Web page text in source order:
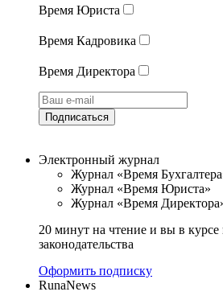
Время Юриста
Время Кадровика
Время Директора
Подписаться
Электронный журнал
Журнал «Время
Журнал «Время Юриста»
Журнал «Время
20 минут на чтение и вы в курсе
законодательства
Оформить подписку
RunaNews